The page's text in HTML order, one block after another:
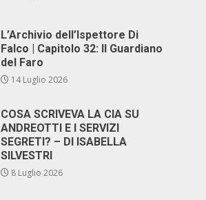
L’Archivio dell’Ispettore Di
Falco | Capitolo 32: Il Guardiano
del Faro
14 Luglio 2026
COSA SCRIVEVA LA CIA SU
ANDREOTTI E I SERVIZI
SEGRETI? – DI ISABELLA
SILVESTRI
8 Luglio 2026